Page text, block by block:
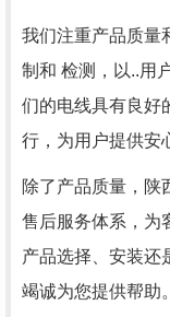
我们注重产品质量
制和 检测，以..用
们的电线具有良好
行，为用户提供安
除了产品质量，陕
售后服务体系，为
产品选择、安装还
竭诚为您提供帮助。